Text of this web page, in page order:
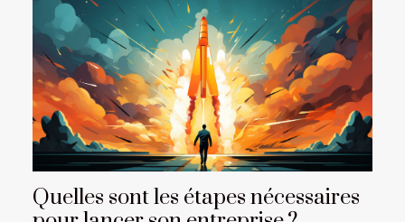
Quelles sont les étapes nécessaires